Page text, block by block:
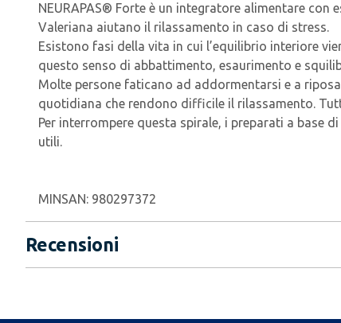
NEURAPAS® Forte è un integratore alimentare
Valeriana aiutano il rilassamento in caso di stress.
Esistono fasi della vita in cui l’equilibrio interiore
questo senso di abbattimento, esaurimento e
Molte persone faticano ad addormentarsi e a
quotidiana che rendono difficile il rilassamento.
Per interrompere questa spirale, i preparati a base
utili.
MINSAN: 980297372
Recensioni